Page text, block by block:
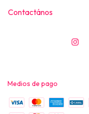
Contactános
Medios de pago